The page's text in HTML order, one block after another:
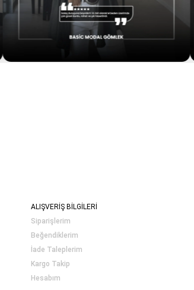
ALIŞVERİŞ BİLGİLERİ
Siparişlerim
Beğendiklerim
İade Taleplerim
Kargo Takip
Hesabım